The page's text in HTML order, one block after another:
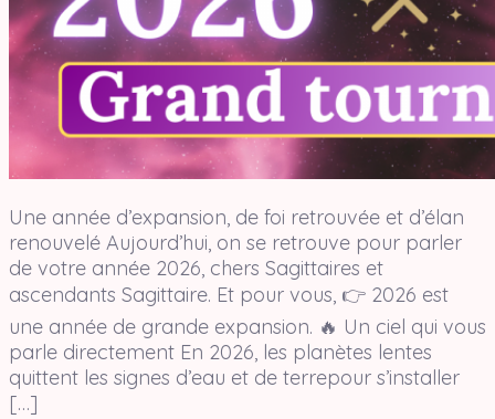
Une année d’expansion, de foi retrouvée et d’élan
renouvelé Aujourd’hui, on se retrouve pour parler
de votre année 2026, chers Sagittaires et
ascendants Sagittaire. Et pour vous, 👉 2026 est
une année de grande expansion. 🔥 Un ciel qui vous
parle directement En 2026, les planètes lentes
quittent les signes d’eau et de terrepour s’installer
[…]